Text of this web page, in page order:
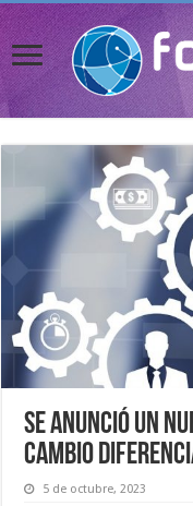
Se anunció un
cambio
5 de octubre, 2023